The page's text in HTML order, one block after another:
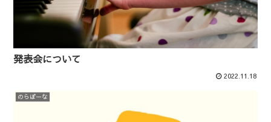
発表会について
2022.11.18
のらぼーな